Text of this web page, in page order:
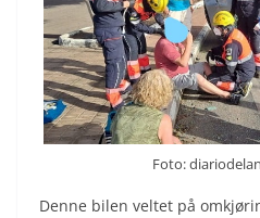
Foto:
Denne bilen veltet på